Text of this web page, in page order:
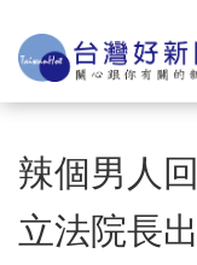
辣個男人
立法院長